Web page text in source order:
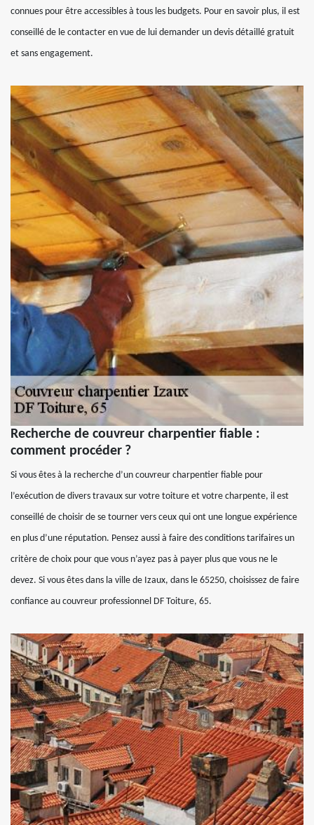
connues pour être accessibles à tous les budgets. Pour en savoir plus, il est
conseillé de le contacter en vue de lui demander un devis détaillé gratuit
et sans engagement.
Recherche de couvreur charpentier fiable :
comment procéder ?
Si vous êtes à la recherche d’un couvreur charpentier fiable pour
l’exécution de divers travaux sur votre toiture et votre charpente, il est
conseillé de choisir de se tourner vers ceux qui ont une longue expérience
en plus d’une réputation. Pensez aussi à faire des conditions tarifaires un
critère de choix pour que vous n’ayez pas à payer plus que vous ne le
devez. Si vous êtes dans la ville de Izaux, dans le 65250, choisissez de faire
confiance au couvreur professionnel DF Toiture, 65.